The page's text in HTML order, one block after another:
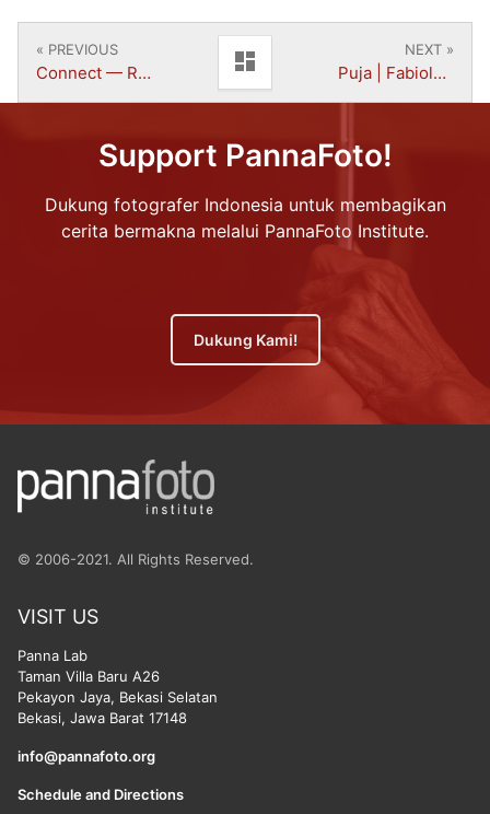
« PREVIOUS
Connect — Release | Dani Effendi dashboard NEXT »
Puja | Fabiola Natasha
Support PannaFoto!
Dukung fotografer Indonesia untuk membagikan
cerita bermakna melalui PannaFoto Institute.
Dukung Kami!
© 2006-2021. All Rights Reserved.
VISIT US
Panna Lab
Taman Villa Baru A26
Pekayon Jaya, Bekasi Selatan
Bekasi, Jawa Barat 17148
info@pannafoto.org
Schedule and Directions